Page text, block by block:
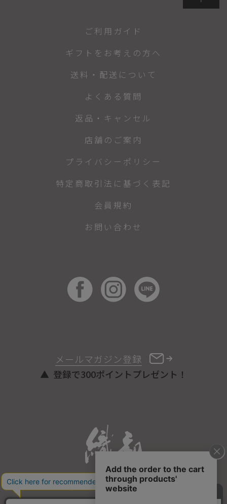
ONLINE STORE
メールマガジン登録
登録で300ポイントプレゼント！
ご利用ガイド
ギフトをお考えの方へ
送料・配送について
よくある質問
返品・キャンセル
店舗のご案内
プライバシーポリシー
特定商取引法に基づく表記
会員規約
お問い合わせ